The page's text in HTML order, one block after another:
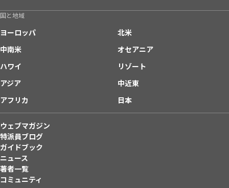
国と地域
ヨーロッパ
北米
中南米
オセアニア
ハワイ
リゾート
アジア
中近東
アフリカ
日本
ウェブマガジン
特派員ブログ
ガイドブック
ニュース
著者一覧
コミュニティ